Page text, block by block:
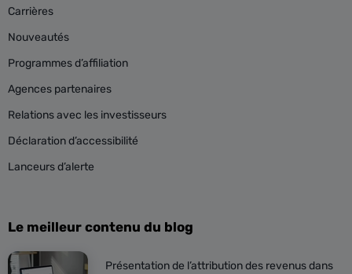
Carrières
Nouveautés
Programmes d’affiliation
Agences partenaires
Relations avec les investisseurs
Déclaration d’accessibilité
Lanceurs d’alerte
Le meilleur contenu du blog
Présentation de l’attribution des revenus dans